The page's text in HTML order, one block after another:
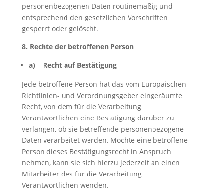
personenbezogenen Daten routinemäßig und
entsprechend den gesetzlichen Vorschriften
gesperrt oder gelöscht.
8. Rechte der betroffenen Person
a) Recht auf Bestätigung
Jede betroffene Person hat das vom Europäischen
Richtlinien- und Verordnungsgeber eingeräumte
Recht, von dem für die Verarbeitung
Verantwortlichen eine Bestätigung darüber zu
verlangen, ob sie betreffende personenbezogene
Daten verarbeitet werden. Möchte eine betroffene
Person dieses Bestätigungsrecht in Anspruch
nehmen, kann sie sich hierzu jederzeit an einen
Mitarbeiter des für die Verarbeitung
Verantwortlichen wenden.